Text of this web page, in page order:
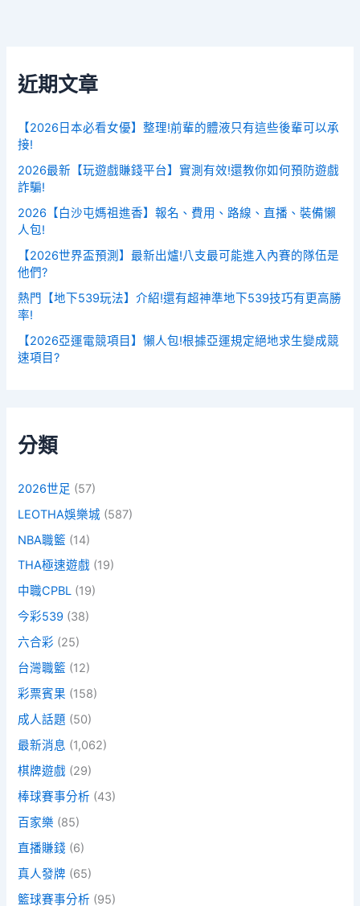
近期文章
【2026日本必看女優】整理!前輩的體液只有這些後輩可以承
接!
2026最新【玩遊戲賺錢平台】實測有效!還教你如何預防遊戲
詐騙!
2026【白沙屯媽祖進香】報名、費用、路線、直播、裝備懶
人包!
【2026世界盃預測】最新出爐!八支最可能進入內賽的隊伍是
他們?
熱門【地下539玩法】介紹!還有超神準地下539技巧有更高勝
率!
【2026亞運電競項目】懶人包!根據亞運規定絕地求生變成競
速項目?
分類
2026世足 (57)
LEOTHA娛樂城 (587)
NBA職籃 (14)
THA極速遊戲 (19)
中職CPBL (19)
今彩539 (38)
六合彩 (25)
台灣職籃 (12)
彩票賓果 (158)
成人話題 (50)
最新消息 (1,062)
棋牌遊戲 (29)
棒球賽事分析 (43)
百家樂 (85)
直播賺錢 (6)
真人發牌 (65)
籃球賽事分析 (95)